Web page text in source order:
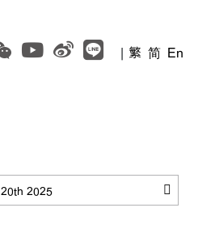
繁 简 En
20th 2025